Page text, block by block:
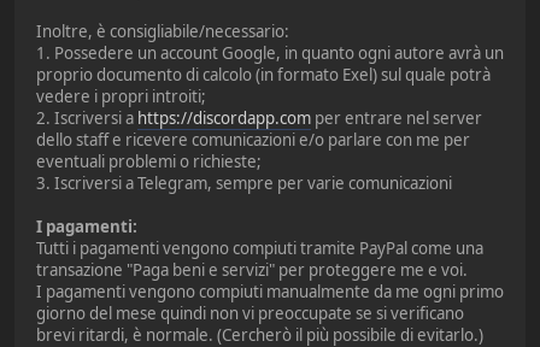
Inoltre, è consigliabile/necessario:
1. Possedere un account Google, in quanto ogni autore avrà un
proprio documento di calcolo (in formato Exel) sul quale potrà
vedere i propri introiti;
2. Iscriversi a https://discordapp.com per entrare nel server
dello staff e ricevere comunicazioni e/o parlare con me per
eventuali problemi o richieste;
3. Iscriversi a Telegram, sempre per varie comunicazioni
I pagamenti:
Tutti i pagamenti vengono compiuti tramite PayPal come una
transazione "Paga beni e servizi" per proteggere me e voi.
I pagamenti vengono compiuti manualmente da me ogni primo
giorno del mese quindi non vi preoccupate se si verificano
brevi ritardi, è normale. (Cercherò il più possibile di evitarlo.)